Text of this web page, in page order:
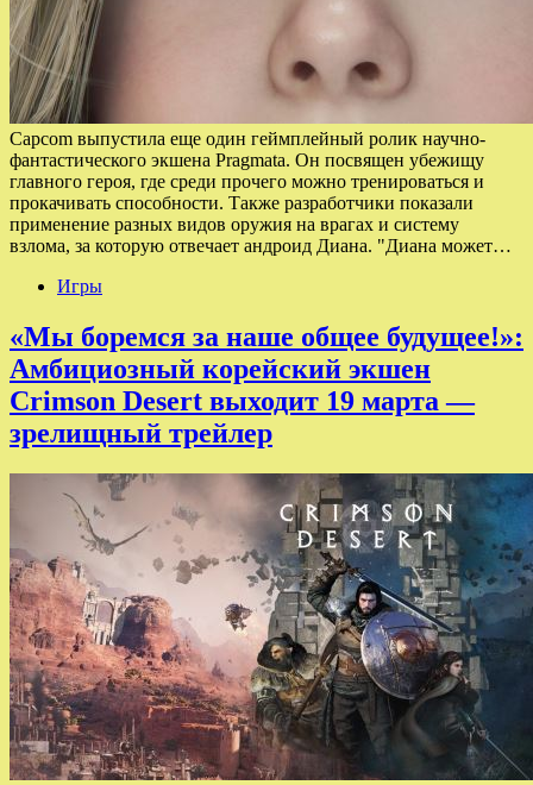
Capcom выпустила еще один геймплейный ролик научно-
фантастического экшена Pragmata. Он посвящен убежищу
главного героя, где среди прочего можно тренироваться и
прокачивать способности. Также разработчики показали
применение разных видов оружия на врагах и систему
взлома, за которую отвечает андроид Диана. "Диана может…
Игры
«Мы боремся за наше общее будущее!»:
Амбициозный корейский экшен
Crimson Desert выходит 19 марта —
зрелищный трейлер